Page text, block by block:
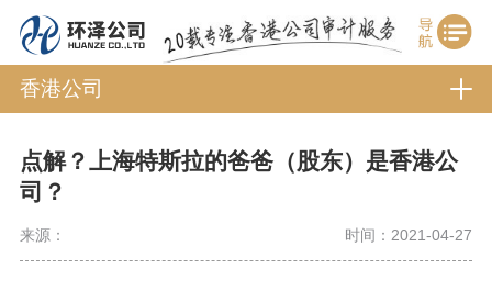
香港公司
点解？上海特斯拉的爸爸（股东）是香港公
司？
来源： 时间：2021-04-27